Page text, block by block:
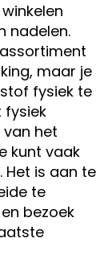
nadelen.
maar je
fysiek te
fysiek
het
kunt vaak
Het is aan te
te
bezoek